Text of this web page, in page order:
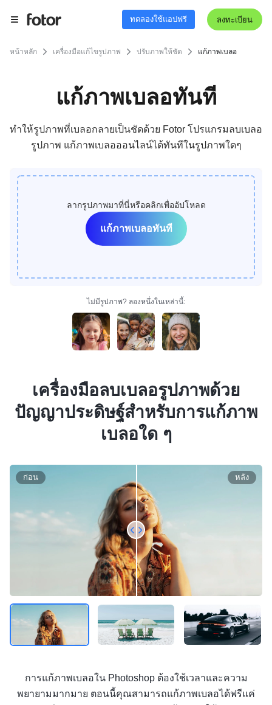
ทดลองใช้แอปฟรี ลงทะเบียน
หน้าหลัก เครื่องมือแก้ไขรูปภาพ ปรับภาพให้ชัด แก้ภาพเบลอ
แก้ภาพเบลอทันที
ทำให้รูปภาพที่เบลอกลายเป็นชัดด้วย Fotor โปรแกรมลบเบลอ
รูปภาพ แก้ภาพเบลอออนไลน์ได้ทันทีในรูปภาพใดๆ
ลากรูปภาพมาที่นี่หรือคลิกเพื่ออัปโหลด
แก้ภาพเบลอทันที
ไม่มีรูปภาพ? ลองหนึ่งในเหล่านี้:
เครื่องมือลบเบลอรูปภาพด้วย
ปัญญาประดิษฐ์สำหรับการแก้ภาพ
เบลอใด ๆ
ก่อน หลัง
การแก้ภาพเบลอใน Photoshop ต้องใช้เวลาและความ
พยายามมากมาย ตอนนี้คุณสามารถแก้ภาพเบลอได้ฟรีแค่